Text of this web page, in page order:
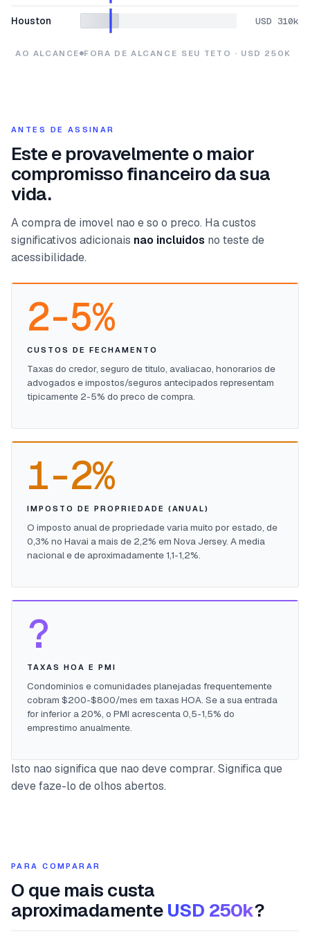
Houston USD 310k
AO ALCANCE FORA DE ALCANCE SEU TETO · USD 250K
ANTES DE ASSINAR
Este e provavelmente o maior
compromisso financeiro da sua
vida.
A compra de imovel nao e so o preco. Ha custos
significativos adicionais nao incluidos no teste de
acessibilidade.
2-5%
CUSTOS DE FECHAMENTO
Taxas do credor, seguro de titulo, avaliacao, honorarios de
advogados e impostos/seguros antecipados representam
tipicamente 2-5% do preco de compra.
1-2%
IMPOSTO DE PROPRIEDADE (ANUAL)
O imposto anual de propriedade varia muito por estado, de
0,3% no Havai a mais de 2,2% em Nova Jersey. A media
nacional e de aproximadamente 1,1-1,2%.
?
TAXAS HOA E PMI
Condominios e comunidades planejadas frequentemente
cobram $200-$800/mes em taxas HOA. Se a sua entrada
for inferior a 20%, o PMI acrescenta 0,5-1,5% do
emprestimo anualmente.
Isto nao significa que nao deve comprar. Significa que
deve faze-lo de olhos abertos.
PARA COMPARAR
O que mais custa
aproximadamente USD 250k?